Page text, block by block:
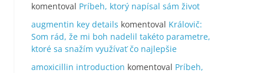
komentoval Príbeh, ktorý napísal sám život
augmentin key details komentoval Královič:
Som rád, že mi boh nadelil takéto parametre,
ktoré sa snažím využívať čo najlepšie
amoxicillin introduction komentoval Príbeh,